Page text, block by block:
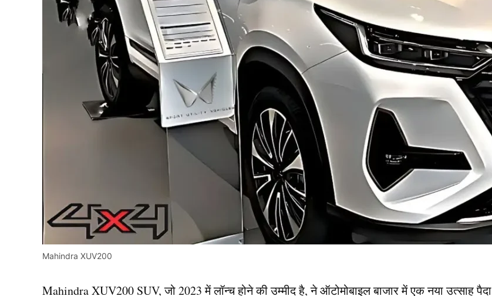
Mahindra XUV200
Mahindra XUV200 SUV, जो 2023 में लॉन्च होने की उम्मीद है, ने ऑटोमोबाइल बाजार में एक नया उत्साह पैदा